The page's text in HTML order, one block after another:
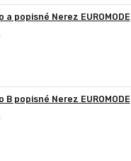
a popisné Nerez EUROMODE
B popisné Nerez EUROMODE